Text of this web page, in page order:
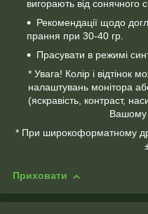
вигорають від сонячного
Рекомендації щодо
прання при 30-40 гр.
Прасувати в режимі
* Увага! Колір і відтінок
налаштувань монітора
(яскравість, контраст,
Вашому
* При широкоформатному
Приховати